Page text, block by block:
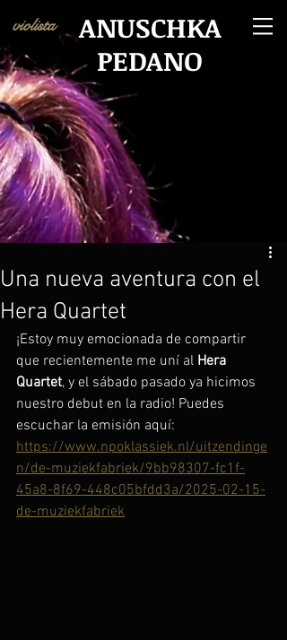
ANUSCHKA
PEDANO
violista
Una nueva aventura con el
Hera Quartet
¡Estoy muy emocionada de compartir
que recientemente me uní al Hera
Quartet, y el sábado pasado ya hicimos
nuestro debut en la radio! Puedes
escuchar la emisión aquí:
https://www.npoklassiek.nl/uitzendinge
n/de-muziekfabriek/9bb98307-fc1f-
45a8-8f69-448c05bfdd3a/2025-02-15-
de-muziekfabriek